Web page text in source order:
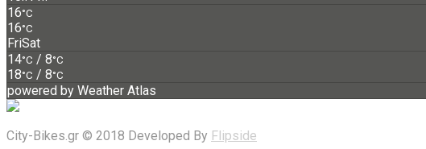
16°C
16°C
FriSat
14°C / 8°C
18°C / 8°C
powered by Weather Atlas
City-Bikes.gr © 2018 Developed By Flipside